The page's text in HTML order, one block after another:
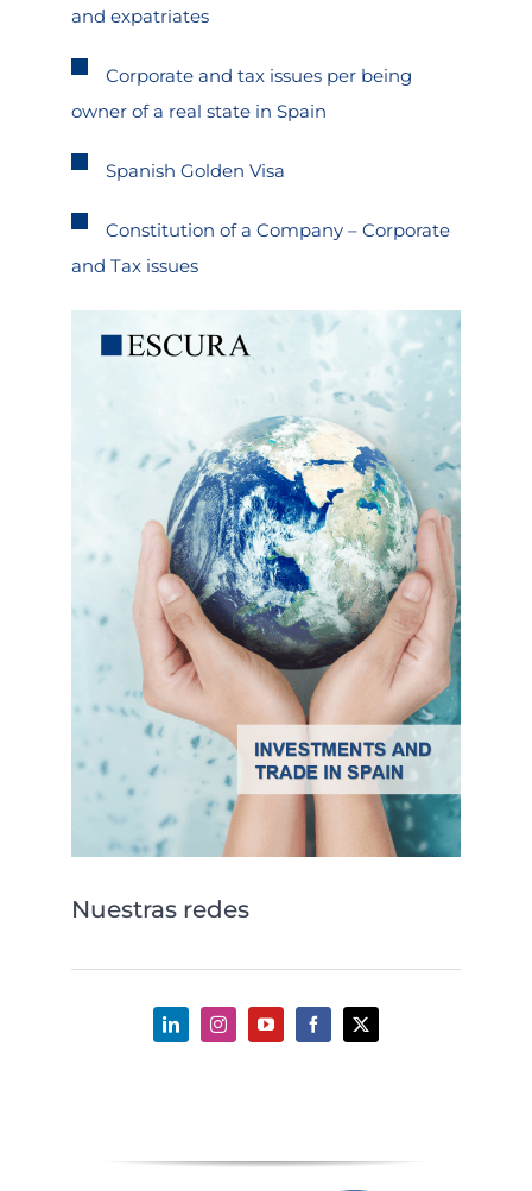
and expatriates
Corporate and tax issues per being
owner of a real state in Spain
Spanish Golden Visa
Constitution of a Company – Corporate
and Tax issues
Nuestras redes